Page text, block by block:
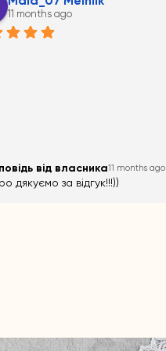
11 months ago
від власника11 months ago
дякуємо за відгук!!!))